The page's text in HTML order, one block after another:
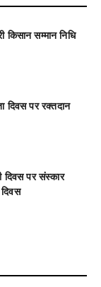
सम्मान निधि
पर रक्तदान
पर संस्कार